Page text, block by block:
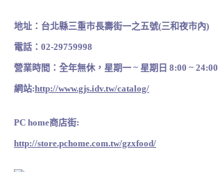
地址：台北縣三重市長壽街一之五號(三和夜市內)
電話：02-29759998
營業時間：全年無休，星期一 ~ 星期日 8:00 ~ 24:00
網站:http://www.gjs.idv.tw/catalog/
PC home商店街:
http://store.pchome.com.tw/gzxfood/